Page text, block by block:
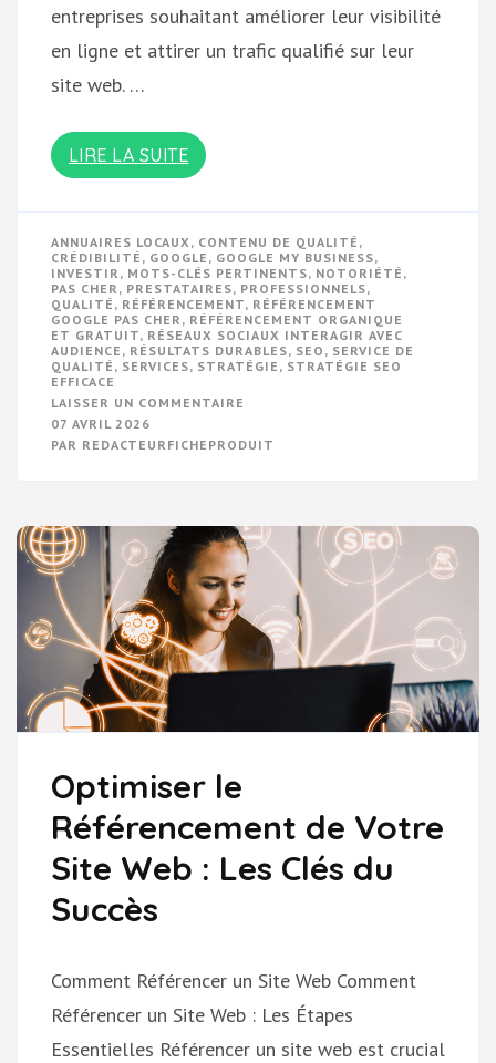
entreprises souhaitant améliorer leur visibilité
en ligne et attirer un trafic qualifié sur leur
site web. …
LIRE LA SUITE
ANNUAIRES LOCAUX , CONTENU DE QUALITÉ ,
CRÉDIBILITÉ , GOOGLE , GOOGLE MY BUSINESS,
INVESTIR , MOTS-CLÉS PERTINENTS, NOTORIÉTÉ ,
PAS CHER , PRESTATAIRES, PROFESSIONNELS,
QUALITÉ , RÉFÉRENCEMENT, RÉFÉRENCEMENT
GOOGLE PAS CHER , RÉFÉRENCEMENT ORGANIQUE
ET GRATUIT, RÉSEAUX SOCIAUX INTERAGIR AVEC
AUDIENCE , RÉSULTATS DURABLES, SEO , SERVICE DE
QUALITÉ , SERVICES, STRATÉGIE , STRATÉGIE SEO
EFFICACE
LAISSER UN COMMENTAIRE
RÉFÉRENCEMENT
07 AVRIL 2026
PAR REDACTEURFICHEPRODUIT
Optimiser le
Référencement de Votre
Site Web : Les Clés du
Succès
Comment Référencer un Site Web Comment
Référencer un Site Web : Les Étapes
Essentielles Référencer un site web est crucial